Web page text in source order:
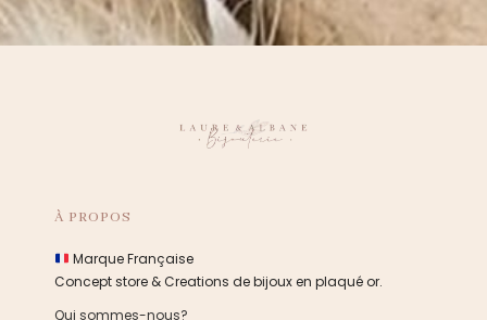
À PROPOS
Marque Française
Concept store & Creations de bijoux en plaqué or.
Qui sommes-nous?